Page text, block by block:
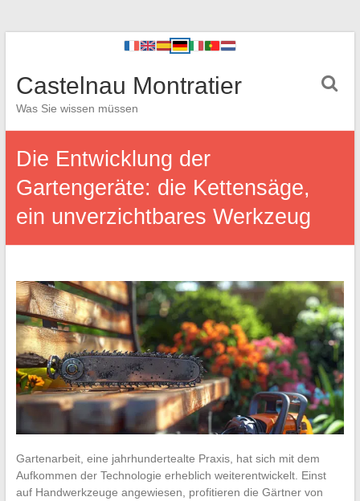
Castelnau Montratier
Was Sie wissen müssen
Die Entwicklung der
Gartengeräte: die Kettensäge,
ein unverzichtbares Werkzeug
Gartenarbeit, eine jahrhundertealte Praxis, hat sich mit dem
Aufkommen der Technologie erheblich weiterentwickelt. Einst
auf Handwerkzeuge angewiesen, profitieren die Gärtner von